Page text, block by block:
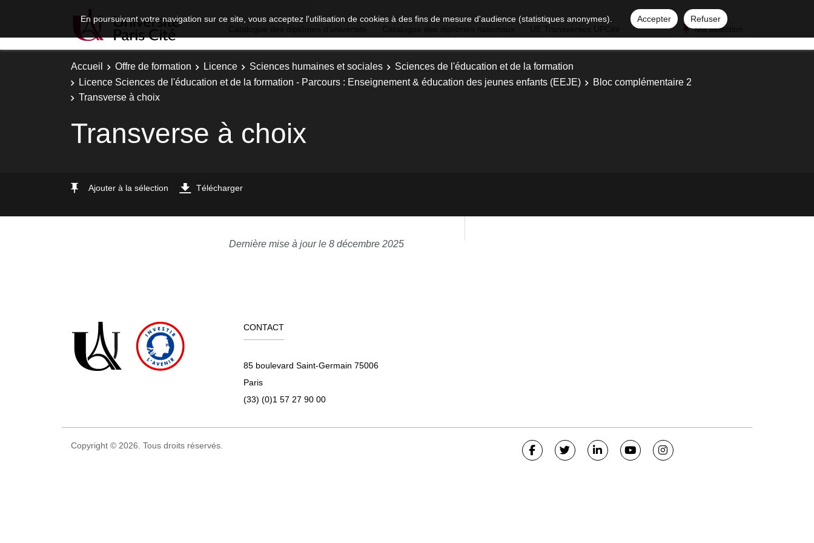
En poursuivant votre navigation sur ce site, vous acceptez l'utilisation de cookies à des fins de mesure d'audience (statistiques anonymes). Accepter
Refuser
Ma sélection
Accueil Offre de formation Licence Sciences humaines et sociales
Sciences de l'éducation et de la formation
Licence Sciences de l'éducation et de la formation - Parcours : Enseignement & éducation des jeunes enfants (EEJE)
Bloc complémentaire 2
Transverse à choix
Transverse à choix
Ajouter à la sélection Télécharger
Dernière mise à jour le 8 décembre 2025
CONTACT
85 boulevard Saint-Germain 75006
Paris
(33) (0)1 57 27 90 00
Copyright © 2026. Tous droits réservés.